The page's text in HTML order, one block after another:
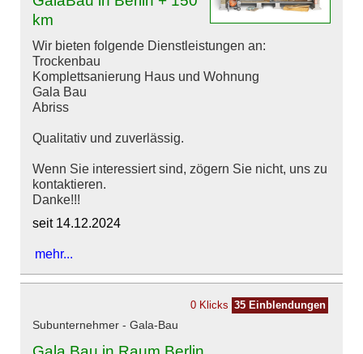
km
Wir bieten folgende Dienstleistungen an:
Trockenbau
Komplettsanierung Haus und Wohnung
Gala Bau
Abriss
Qualitativ und zuverlässig.
Wenn Sie interessiert sind, zögern Sie nicht, uns zu
kontaktieren.
Danke!!!
seit 14.12.2024
mehr...
0 Klicks 35 Einblendungen
Subunternehmer - Gala-Bau